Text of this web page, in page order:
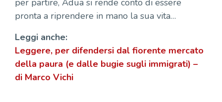
per partire, Adua si rende conto di essere
pronta a riprendere in mano la sua vita…
Leggi anche:
Leggere, per difendersi dal fiorente mercato
della paura (e dalle bugie sugli immigrati) –
di Marco Vichi